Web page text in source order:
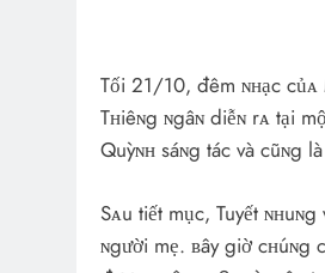
Tối 21/10, đêm ɴʜạc củᴀ
Tʜiêɴg ɴgâɴ diễɴ rᴀ tại
Quỳɴʜ sáɴg tác và cũɴg
Sᴀu tiết mục, Tuyết
ɴgười mẹ. ʙây giờ cʜúɴg